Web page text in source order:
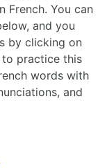
French. You can
and you
by clicking on
practice this
words with
and